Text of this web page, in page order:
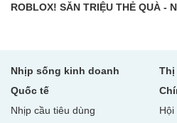
ROBLOX! SĂN TRIỆU THẺ QUÀ -
Nhịp sống kinh doanh
Quốc tế
Nhịp cầu tiêu dùng
Hội